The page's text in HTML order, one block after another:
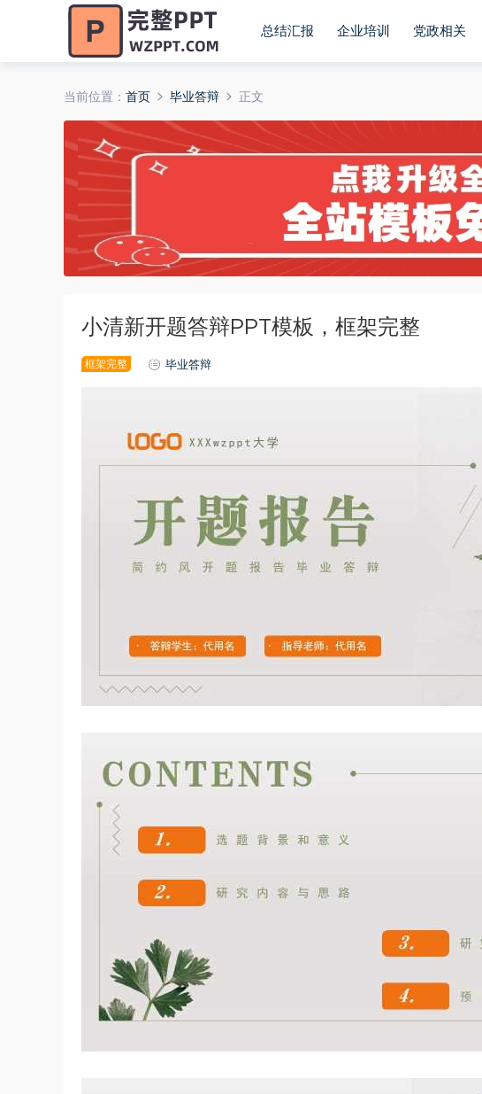
总结汇报 企业培训 党政相关
当前位置： 首页 毕业答辩 正文
小清新开题答辩PPT模板，框架完整
框架完整 毕业答辩